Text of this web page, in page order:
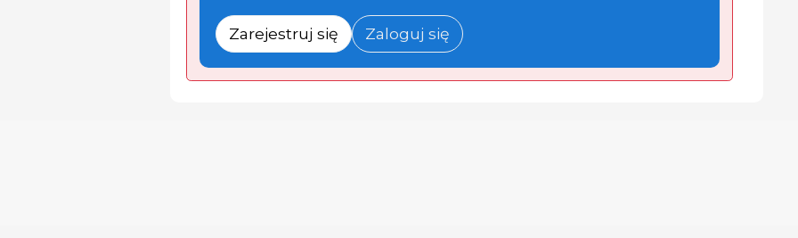
Zarejestruj się Zaloguj się